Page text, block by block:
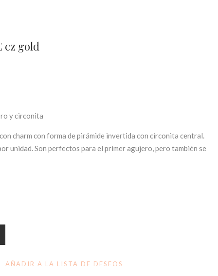
cz gold
y circonita
charm con forma de pirámide invertida con circonita central.
unidad. Son perfectos para el primer agujero, pero también se
AÑADIR A LA LISTA DE DESEOS